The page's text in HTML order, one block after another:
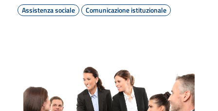
Assistenza sociale
Comunicazione istituzionale